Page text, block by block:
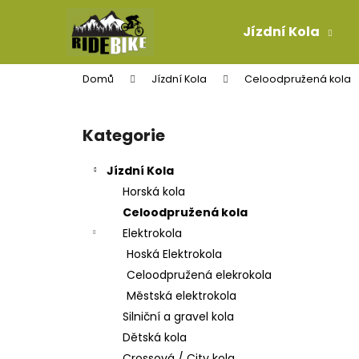
Jízdní Kola
Domů Jízdní Kola Celoodpružená kola
Přeskočit
kategorie
Kategorie
Jízdní Kola
Horská kola
Celoodpružená kola
Elektrokola
Hoská Elektrokola
Celoodpružená elekrokola
Městská elektrokola
Silniční a gravel kola
Dětská kola
í
Zpět
do
obchodu
Zpět
do
obchodu
PLÁŠŤ GOODYEAR NEWTON MTR